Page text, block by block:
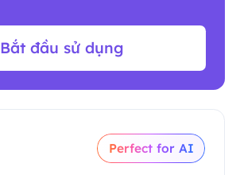
Bắt đầu sử dụng
Perfect for AI